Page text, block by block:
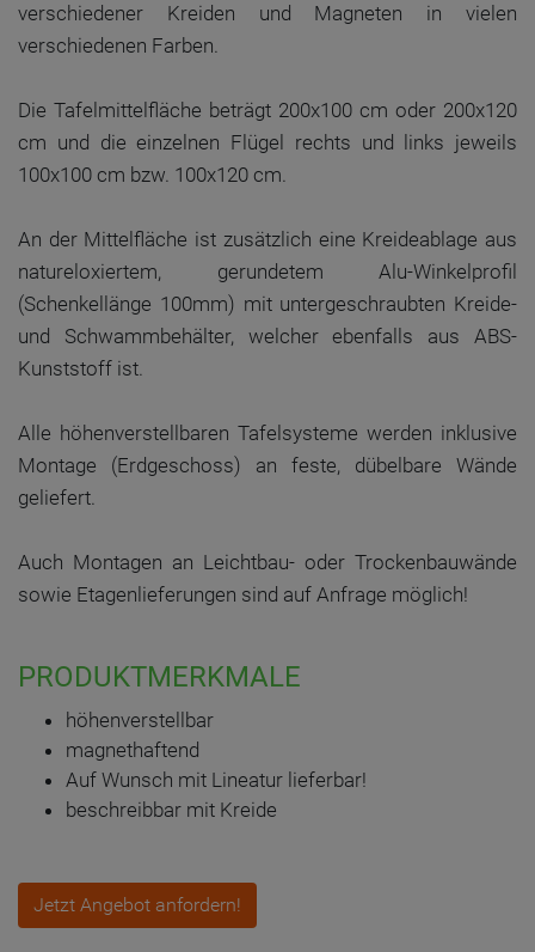
verschiedener Kreiden und Magneten in vielen
verschiedenen Farben.
Die Tafelmittelfläche beträgt 200x100 cm oder 200x120
cm und die einzelnen Flügel rechts und links jeweils
100x100 cm bzw. 100x120 cm.
An der Mittelfläche ist zusätzlich eine Kreideablage aus
natureloxiertem, gerundetem Alu-Winkelprofil
(Schenkellänge 100mm) mit untergeschraubten Kreide-
und Schwammbehälter, welcher ebenfalls aus ABS-
Kunststoff ist.
Alle höhenverstellbaren Tafelsysteme werden inklusive
Montage (Erdgeschoss) an feste, dübelbare Wände
geliefert.
Auch Montagen an Leichtbau- oder Trockenbauwände
sowie Etagenlieferungen sind auf Anfrage möglich!
PRODUKTMERKMALE
höhenverstellbar
magnethaftend
Auf Wunsch mit Lineatur lieferbar!
beschreibbar mit Kreide
Jetzt Angebot anfordern!